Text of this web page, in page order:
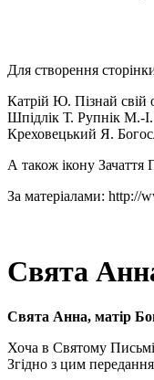
Для створення
Катрій Ю. Пізнай свій
Шпідлік Т. Рупнік М.-
Креховецький Я.
А також ікону
За матеріалами: http://
Свята
Свята Анна, матір
Хоча в Святому Письмі
Згідно з цим